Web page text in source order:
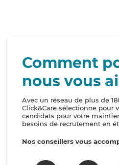
Comment
nous vous
Avec un réseau de plus de
Click&Care sélectionne pour
candidats pour votre
besoins de recrutement en
Nos conseillers vous